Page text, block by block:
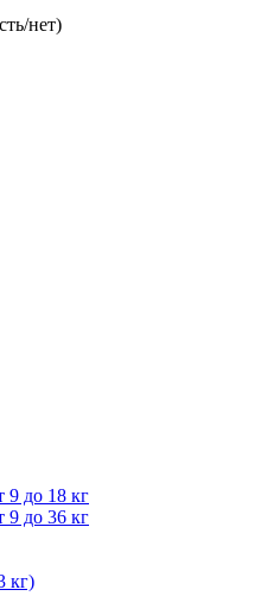
нет)
9 до 18 кг
9 до 36 кг
кг)